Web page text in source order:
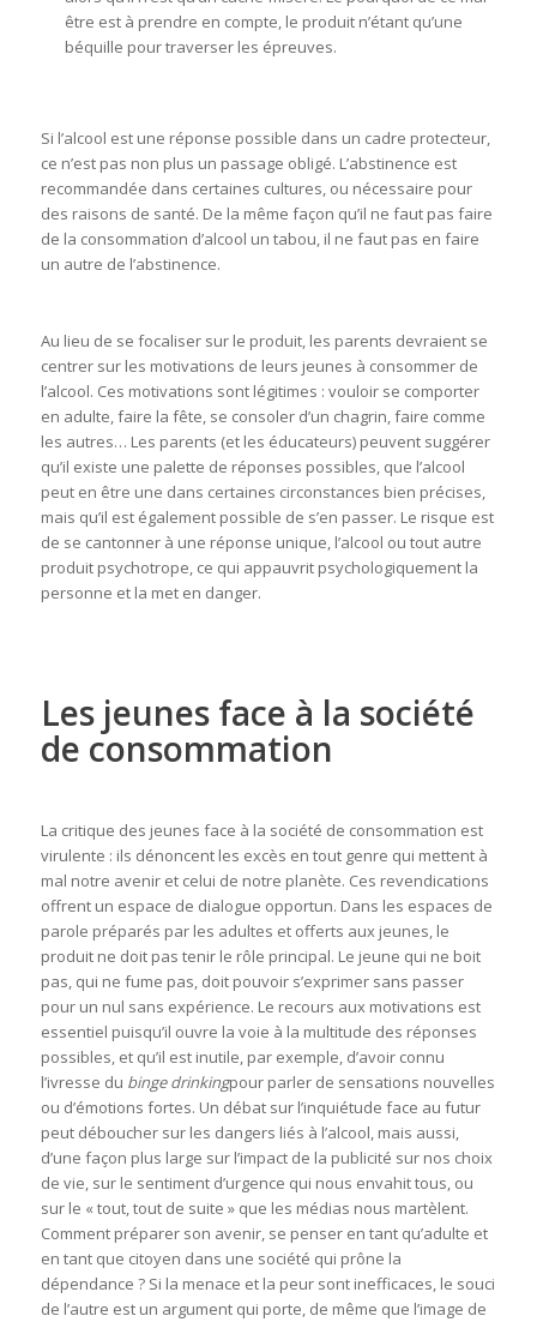
être est à prendre en compte, le produit n’étant qu’une
béquille pour traverser les épreuves.
Si l’alcool est une réponse possible dans un cadre protecteur,
ce n’est pas non plus un passage obligé. L’abstinence est
recommandée dans certaines cultures, ou nécessaire pour
des raisons de santé. De la même façon qu’il ne faut pas faire
de la consommation d’alcool un tabou, il ne faut pas en faire
un autre de l’abstinence.
Au lieu de se focaliser sur le produit, les parents devraient se
centrer sur les motivations de leurs jeunes à consommer de
l’alcool. Ces motivations sont légitimes : vouloir se comporter
en adulte, faire la fête, se consoler d’un chagrin, faire comme
les autres… Les parents (et les éducateurs) peuvent suggérer
qu’il existe une palette de réponses possibles, que l’alcool
peut en être une dans certaines circonstances bien précises,
mais qu’il est également possible de s’en passer. Le risque est
de se cantonner à une réponse unique, l’alcool ou tout autre
produit psychotrope, ce qui appauvrit psychologiquement la
personne et la met en danger.
Les jeunes face à la société
de consommation
La critique des jeunes face à la société de consommation est
virulente : ils dénoncent les excès en tout genre qui mettent à
mal notre avenir et celui de notre planète. Ces revendications
offrent un espace de dialogue opportun. Dans les espaces de
parole préparés par les adultes et offerts aux jeunes, le
produit ne doit pas tenir le rôle principal. Le jeune qui ne boit
pas, qui ne fume pas, doit pouvoir s’exprimer sans passer
pour un nul sans expérience. Le recours aux motivations est
essentiel puisqu’il ouvre la voie à la multitude des réponses
possibles, et qu’il est inutile, par exemple, d’avoir connu
l’ivresse du binge drinkingpour parler de sensations nouvelles
ou d’émotions fortes. Un débat sur l’inquiétude face au futur
peut déboucher sur les dangers liés à l’alcool, mais aussi,
d’une façon plus large sur l’impact de la publicité sur nos choix
de vie, sur le sentiment d’urgence qui nous envahit tous, ou
sur le « tout, tout de suite » que les médias nous martèlent.
Comment préparer son avenir, se penser en tant qu’adulte et
en tant que citoyen dans une société qui prône la
dépendance ? Si la menace et la peur sont inefficaces, le souci
de l’autre est un argument qui porte, de même que l’image de